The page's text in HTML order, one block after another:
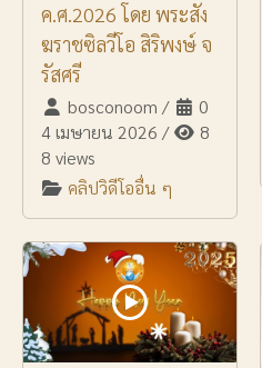
ค.ศ.2026 โดย พระสัง
ฆราชซิลวีโอ สิริพงษ์ จ
รัสศรี
bosconoom /
0
4 เมษายน 2026 /
8
8 views
คลิปวิดีโออื่น ๆ